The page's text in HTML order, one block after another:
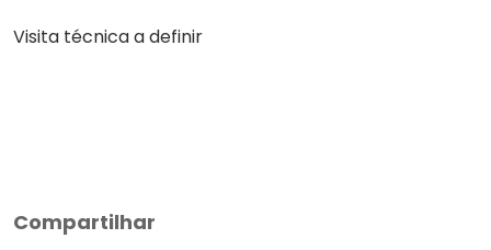
Visita técnica a definir
Compartilhar